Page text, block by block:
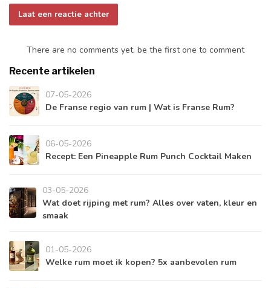
Laat een reactie achter
There are no comments yet, be the first one to comment
Recente artikelen
07-05-2026
De Franse regio van rum | Wat is Franse Rum?
06-05-2026
Recept: Een Pineapple Rum Punch Cocktail Maken
03-05-2026
Wat doet rijping met rum? Alles over vaten, kleur en
smaak
01-05-2026
Welke rum moet ik kopen? 5x aanbevolen rum